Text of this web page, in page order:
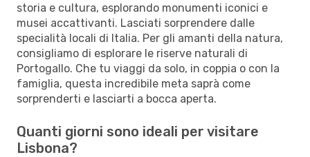
storia e cultura, esplorando monumenti iconici e
musei accattivanti. Lasciati sorprendere dalle
specialità locali di Italia. Per gli amanti della natura,
consigliamo di esplorare le riserve naturali di
Portogallo. Che tu viaggi da solo, in coppia o con la
famiglia, questa incredibile meta saprà come
sorprenderti e lasciarti a bocca aperta.
Quanti giorni sono ideali per visitare
Lisbona?